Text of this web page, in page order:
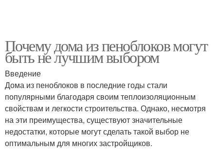
Почему дома из пеноблоков могут
быть не лучшим выбором
Введение
Дома из пеноблоков в последние годы стали
популярными благодаря своим теплоизоляционным
свойствам и легкости строительства. Однако, несмотря
на эти преимущества, существуют значительные
недостатки, которые могут сделать такой выбор не
оптимальным для многих застройщиков.